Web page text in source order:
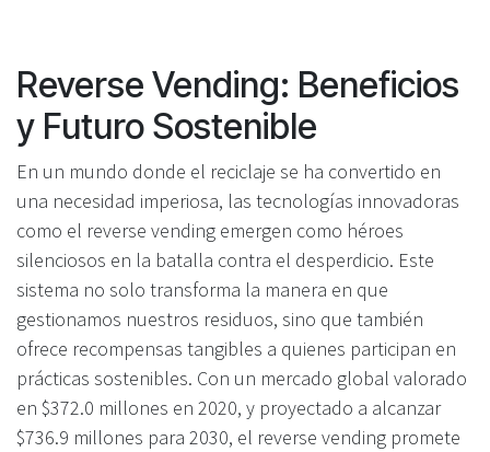
Reverse Vending: Beneficios
y Futuro Sostenible
En un mundo donde el reciclaje se ha convertido en
una necesidad imperiosa, las tecnologías innovadoras
como el reverse vending emergen como héroes
silenciosos en la batalla contra el desperdicio. Este
sistema no solo transforma la manera en que
gestionamos nuestros residuos, sino que también
ofrece recompensas tangibles a quienes participan en
prácticas sostenibles. Con un mercado global valorado
en $372.0 millones en 2020, y proyectado a alcanzar
$736.9 millones para 2030, el reverse vending promete